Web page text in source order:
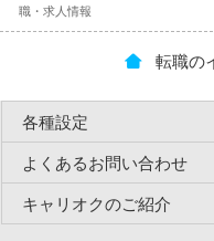
職・求人情報
転職の
各種設定
よくあるお問い合わせ
キャリオクのご紹介